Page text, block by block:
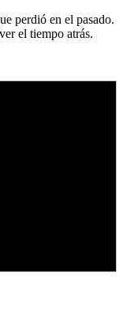
perdió en el pasado.
el tiempo atrás.